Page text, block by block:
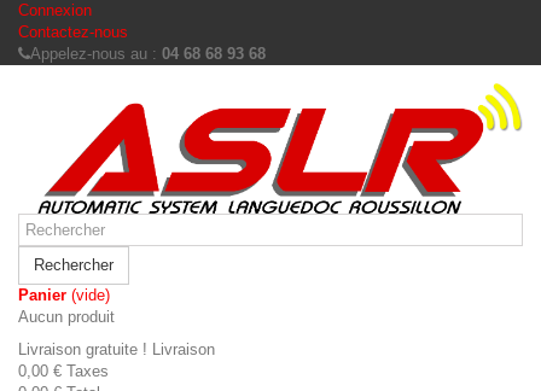
Connexion
Contactez-nous
Appelez-nous au : 04 68 68 93 68
Rechercher
Panier (vide)
Aucun produit
Livraison gratuite !
Livraison
0,00 € Taxes